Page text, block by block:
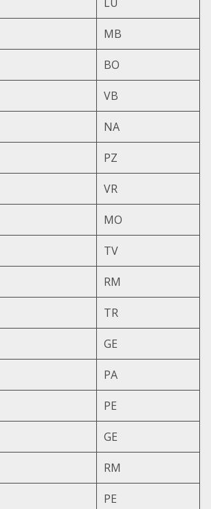
MB
BO
VB
NA
PZ
VR
MO
TV
RM
TR
GE
PA
PE
GE
RM
PE